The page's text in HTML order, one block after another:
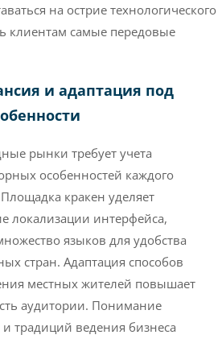
на острие технологического
клиентам самые передовые
и адаптация под
рынки требует учета
особенностей каждого
кракен уделяет
локализации интерфейса,
языков для удобства
стран. Адаптация способов
местных жителей повышает
аудитории. Понимание
и традиций ведения бизнеса